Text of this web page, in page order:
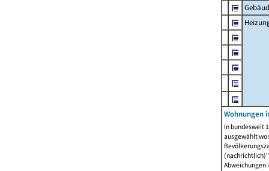
Wohnungen
In bundesweit
ausgewählt
Abweichungen